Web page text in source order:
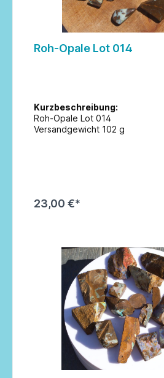
Roh-Opale Lot 014
Kurzbeschreibung:
Roh-Opale Lot 014
Versandgewicht 102 g
23,00 €*